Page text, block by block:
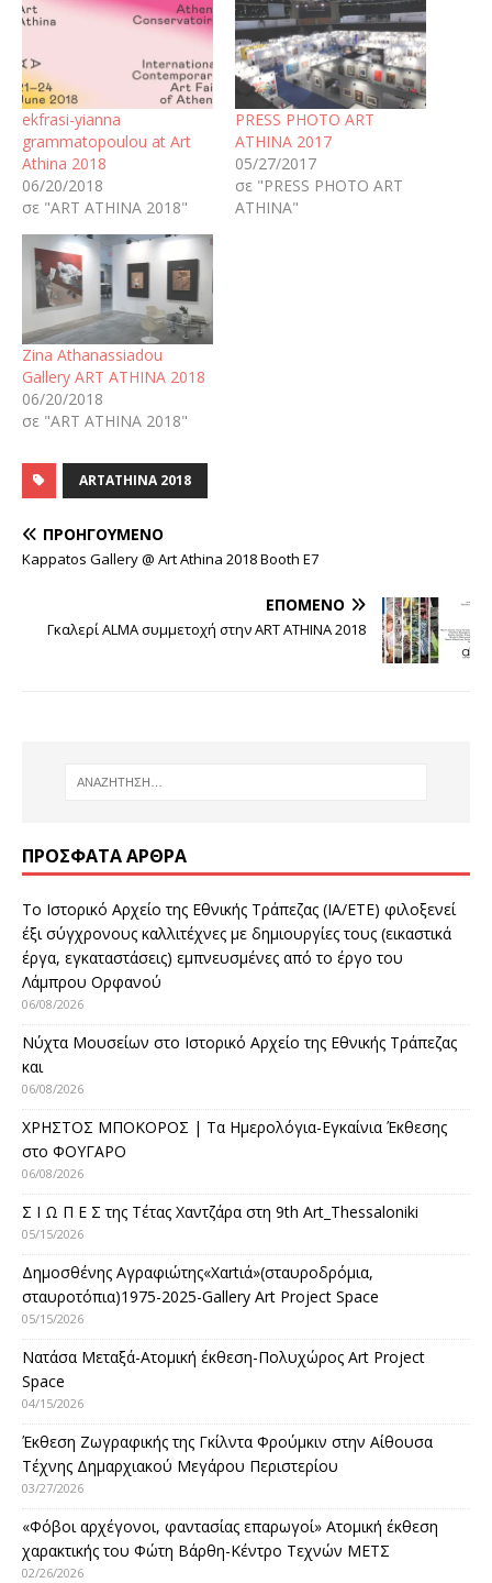
ekfrasi-yianna
grammatopoulou at Art
Athina 2018
06/20/2018
σε "ART ATHINA 2018"
PRESS PHOTO ART
ATHINA 2017
05/27/2017
σε "PRESS PHOTO ART
ATHINA"
Zina Athanassiadou
Gallery ART ATHINA 2018
06/20/2018
σε "ART ATHINA 2018"
ARTATHINA 2018
ΠΡΟΗΓΟΎΜΕΝΟ
Kappatos Gallery @ Art Athina 2018 Booth E7
ΕΠΌΜΕΝΟ
Γκαλερί ALMA συμμετοχή στην ART ATHINA 2018
ΠΡΌΣΦΑΤΑ ΆΡΘΡΑ
Το Ιστορικό Αρχείο της Εθνικής Τράπεζας (ΙΑ/ΕΤΕ) φιλοξενεί
έξι σύγχρονους καλλιτέχνες με δημιουργίες τους (εικαστικά
έργα, εγκαταστάσεις) εμπνευσμένες από το έργο του
Λάμπρου Ορφανού
06/08/2026
Νύχτα Μουσείων στο Ιστορικό Αρχείο της Εθνικής Τράπεζας
και
06/08/2026
ΧΡΗΣΤΟΣ ΜΠΟΚΟΡΟΣ | Τα Ημερολόγια-Εγκαίνια Έκθεσης
στο ΦΟΥΓΑΡΟ
06/08/2026
Σ Ι Ω Π Ε Σ της Τέτας Χαντζάρα στη 9th Art_Thessaloniki
05/15/2026
Δημοσθένης Αγραφιώτης«Xαrtιά»(σταυροδρόμια,
σταυροτόπια)1975-2025-Gallery Art Project Space
05/15/2026
Νατάσα Μεταξά-Ατομική έκθεση-Πολυχώρος Art Project
Space
04/15/2026
Έκθεση Ζωγραφικής της Γκίλντα Φρούμκιν στην Αίθουσα
Τέχνης Δημαρχιακού Μεγάρου Περιστερίου
03/27/2026
«Φόβοι αρχέγονοι, φαντασίας επαρωγοί» Ατομική έκθεση
χαρακτικής του Φώτη Βάρθη-Κέντρο Τεχνών ΜΕΤΣ
02/26/2026